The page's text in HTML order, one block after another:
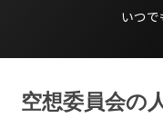
いつ
空想委員会の